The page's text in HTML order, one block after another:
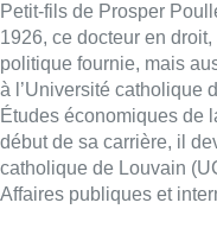
Petit-fils de Prosper
1926, ce docteur en
politique fournie, mais
à l’Université catholique
Études économiques de
début de sa carrière, il
catholique de Louvain
Affaires publiques et